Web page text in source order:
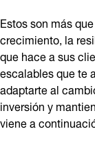
Estos son más
crecimiento, la
que hace a sus
escalables que te
adaptarte al
inversión y
viene a